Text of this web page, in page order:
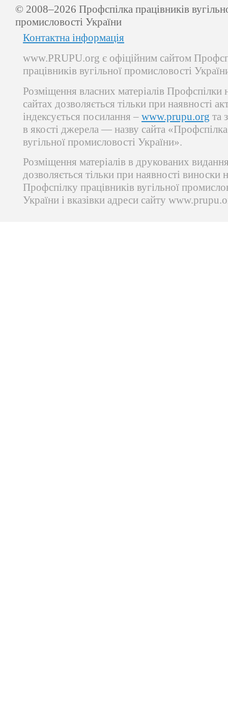
© 2008–2026 Профспілка працівників
промисловості України
Контактна інформація
www.PRUPU.org є офіційним сайтом
працівників вугільної промисловості
Розміщення власних матеріалів Профспілки
сайтах дозволяється тільки при наявності
індексується посилання – www.prupu.org та
в якості джерела — назву сайта «Профспілка
вугільної промисловості України».
Розміщення матеріалів в друкованих
дозволяється тільки при наявності виноски
Профспілку працівників вугільної
України і вказівки адреси сайту